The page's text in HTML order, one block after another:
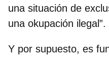
una situación de
una okupación ilegal”.
Y por supuesto, es